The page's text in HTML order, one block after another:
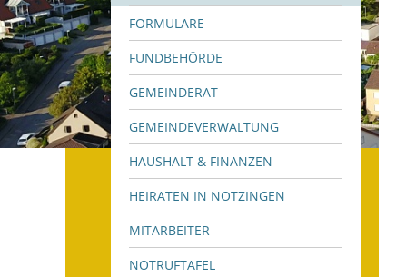
FORMULARE
FUNDBEHÖRDE
GEMEINDERAT
GEMEINDEVERWALTUNG
HAUSHALT & FINANZEN
HEIRATEN IN NOTZINGEN
MITARBEITER
NOTRUFTAFEL